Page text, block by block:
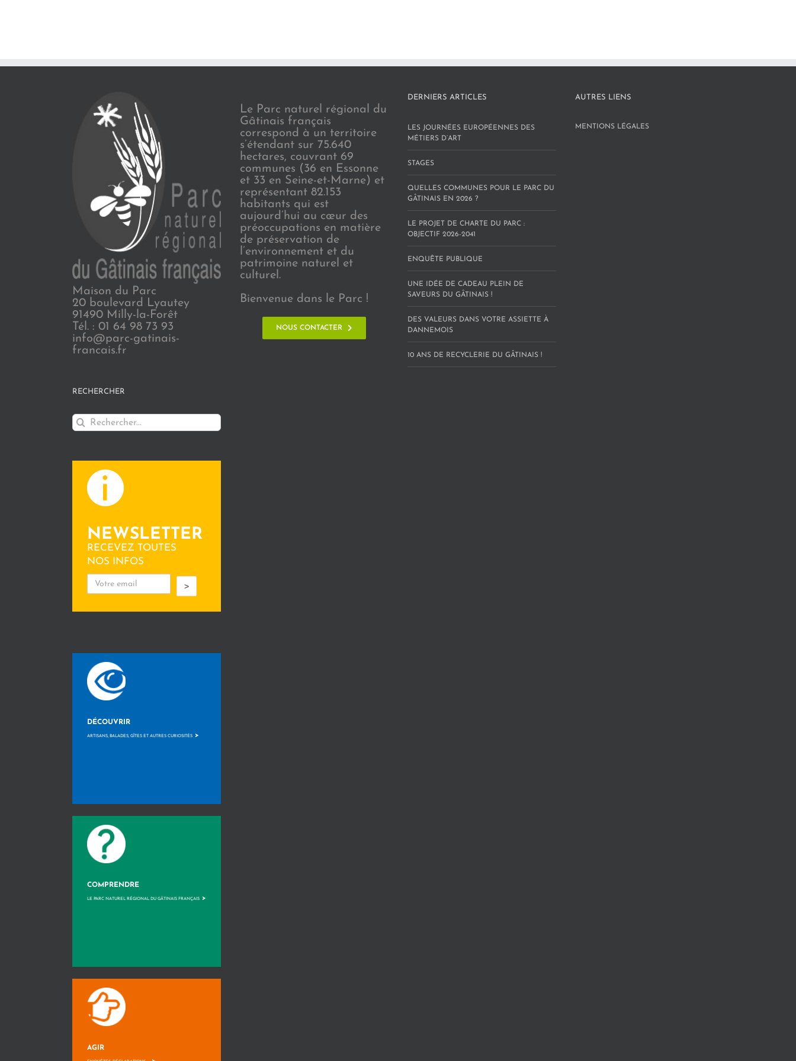
Maison du Parc
20 boulevard Lyautey
91490 Milly-la-Forêt
Tél. : 01 64 98 73 93
info@parc-gatinais-
francais.fr
RECHERCHER
Rechercher:
NEWSLETTER
RECEVEZ TOUTES
NOS INFOS
>
DÉCOUVRIR
ARTISANS, BALADES, GÎTES ET AUTRES CURIOSITÉS >
COMPRENDRE
LE PARC NATUREL RÉGIONAL DU GÂTINAIS FRANÇAIS >
AGIR
Le Parc naturel régional du
Gâtinais français
correspond à un territoire
s’étendant sur 75.640
hectares, couvrant 69
communes (36 en Essonne
et 33 en Seine-et-Marne) et
représentant 82.153
habitants qui est
aujourd’hui au cœur des
préoccupations en matière
de préservation de
l’environnement et du
patrimoine naturel et
culturel.
Bienvenue dans le Parc !
NOUS CONTACTER
DERNIERS ARTICLES
LES JOURNÉES EUROPÉENNES DES
MÉTIERS D’ART
STAGES
QUELLES COMMUNES POUR LE PARC DU
GÂTINAIS EN 2026 ?
LE PROJET DE CHARTE DU PARC :
OBJECTIF 2026-2041
ENQUÊTE PUBLIQUE
UNE IDÉE DE CADEAU PLEIN DE
SAVEURS DU GÂTINAIS !
DES VALEURS DANS VOTRE ASSIETTE À
DANNEMOIS
10 ANS DE RECYCLERIE DU GÂTINAIS !
AUTRES LIENS
MENTIONS LÉGALES